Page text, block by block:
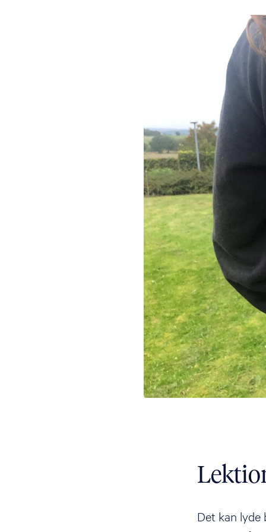
Det kan lyde